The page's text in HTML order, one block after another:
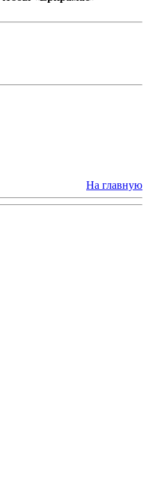
На главную